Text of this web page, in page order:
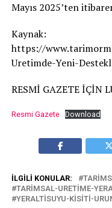
Mayıs 2025’ten
Kaynak:
https://
Uretimde-Yeni-
RESMİ GAZETE İÇİN
Resmi Gazete Download
İLGILI KONULAR:
TARIMSAL-URETIME-
YERALTISUYU-KISITI-